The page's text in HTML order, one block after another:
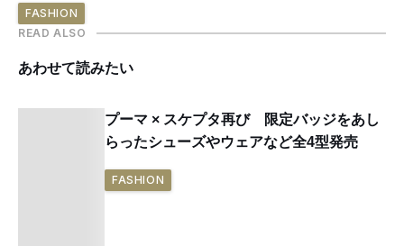
FASHION
READ ALSO
あわせて読みたい
プーマ × スケプタ再び 限定バッジをあし
らったシューズやウェアなど全4型発売
FASHION